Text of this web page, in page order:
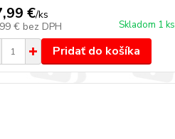
€/ks
€ bez DPH Skladom 1 ks
Pridať do košíka